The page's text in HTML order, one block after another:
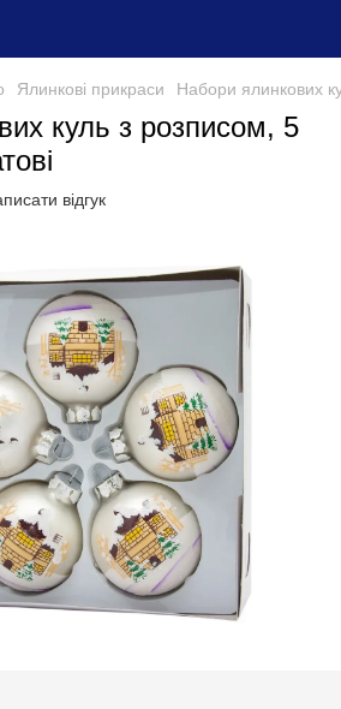
Ялинкові прикраси Набори ялинкових
куль з розписом, 5
відгук